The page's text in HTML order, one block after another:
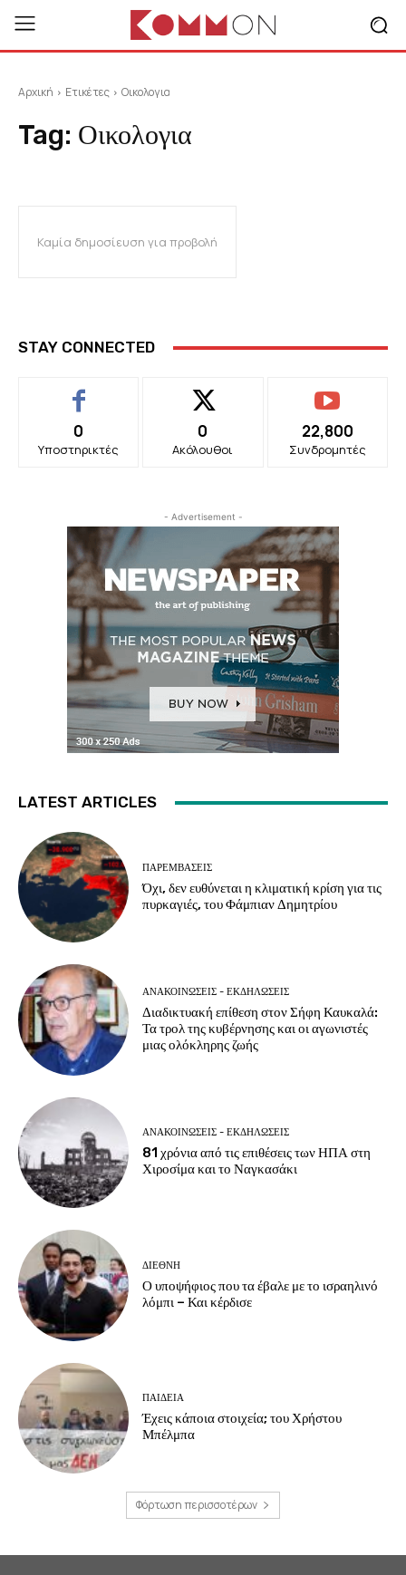
Αρχική Ετικέτες Οικολογια
Tag: Οικολογια
Καμία δημοσίευση για προβολή
STAY CONNECTED
0
Υποστηρικτές
0
Ακόλουθοι
22,800
Συνδρομητές
- Advertisement -
LATEST ARTICLES
ΠΑΡΕΜΒΑΣΕΙΣ
Όχι, δεν ευθύνεται η κλιματική κρίση για τις
πυρκαγιές, του Φάμπιαν Δημητρίου
ΑΝΑΚΟΙΝΩΣΕΙΣ - ΕΚΔΗΛΩΣΕΙΣ
Διαδικτυακή επίθεση στον Σήφη Καυκαλά:
Τα τρολ της κυβέρνησης και οι αγωνιστές
μιας ολόκληρης ζωής
ΑΝΑΚΟΙΝΩΣΕΙΣ - ΕΚΔΗΛΩΣΕΙΣ
81 χρόνια από τις επιθέσεις των ΗΠΑ στη
Χιροσίμα και το Ναγκασάκι
ΔΙΕΘΝΗ
Ο υποψήφιος που τα έβαλε με το ισραηλινό
λόμπι – Και κέρδισε
ΠΑΙΔΕΙΑ
Έχεις κάποια στοιχεία; του Χρήστου
Μπέλμπα
Φόρτωση περισσοτέρων